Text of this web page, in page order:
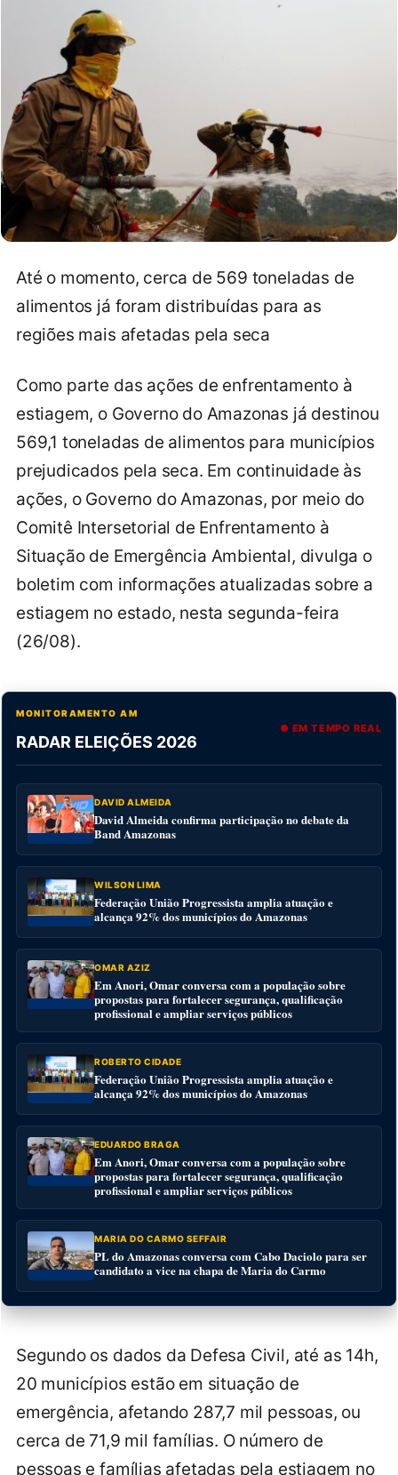
Até o momento, cerca de 569 toneladas de
alimentos já foram distribuídas para as
regiões mais afetadas pela seca
Como parte das ações de enfrentamento à
estiagem, o Governo do Amazonas já destinou
569,1 toneladas de alimentos para municípios
prejudicados pela seca. Em continuidade às
ações, o Governo do Amazonas, por meio do
Comitê Intersetorial de Enfrentamento à
Situação de Emergência Ambiental, divulga o
boletim com informações atualizadas sobre a
estiagem no estado, nesta segunda-feira
(26/08).
MONITORAMENTO AM
RADAR ELEIÇÕES 2026
● EM TEMPO REAL
DAVID ALMEIDA
David Almeida confirma participação no debate da
Band Amazonas
WILSON LIMA
Federação União Progressista amplia atuação e
alcança 92% dos municípios do Amazonas
OMAR AZIZ
Em Anori, Omar conversa com a população sobre
propostas para fortalecer segurança, qualificação
profissional e ampliar serviços públicos
ROBERTO CIDADE
Federação União Progressista amplia atuação e
alcança 92% dos municípios do Amazonas
EDUARDO BRAGA
Em Anori, Omar conversa com a população sobre
propostas para fortalecer segurança, qualificação
profissional e ampliar serviços públicos
MARIA DO CARMO SEFFAIR
PL do Amazonas conversa com Cabo Daciolo para ser
candidato a vice na chapa de Maria do Carmo
Segundo os dados da Defesa Civil, até as 14h,
20 municípios estão em situação de
emergência, afetando 287,7 mil pessoas, ou
cerca de 71,9 mil famílias. O número de
pessoas e famílias afetadas pela estiagem no